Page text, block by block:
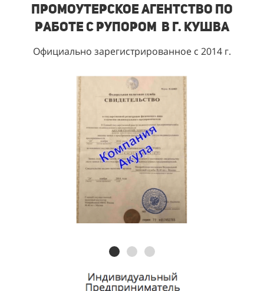
Промоутерское агентство по
работе с рупором в г. Кушва
Официально зарегистрированное с 2014 г.